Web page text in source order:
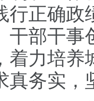
行正确政
干部干事
着力培
真务实，